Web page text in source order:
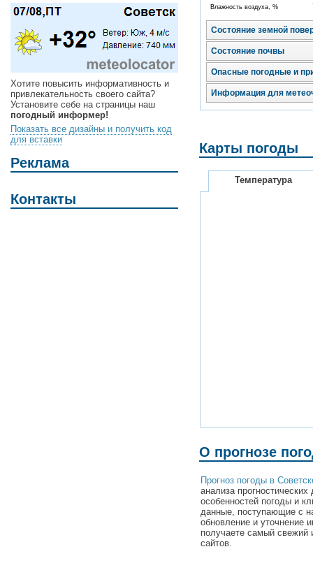
Хотите повысить информативность и
привлекательность своего сайта?
Установите себе на страницы наш
погодный информер!
Показать все дизайны и получить код
для вставки
Реклама
Контакты
Влажность воздуха, %
Состояние земной
Состояние почвы
Опасные погодные и
Информация для
Карты погоды
Температура
О прогнозе
Прогноз погоды в
анализа
особенностей погоды и
данные, поступающие с
обновление и уточнение
получаете самый свежий
сайтов.